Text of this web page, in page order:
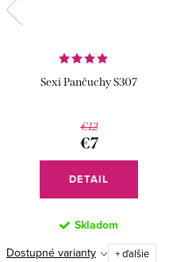
Sexi Pančuchy S307
€12
€7
DETAIL
Skladom
Dostupné varianty
+ ďalšie